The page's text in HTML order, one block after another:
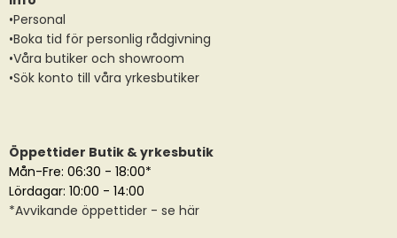
•Personal
•Boka tid för personlig rådgivning
•Våra butiker och showroom
•Sök konto till våra yrkesbutiker
Öppettider Butik & yrkesbutik
Mån-Fre: 06:30 - 18:00*
Lördagar: 10:00 - 14:00
*Avvikande öppettider - se här